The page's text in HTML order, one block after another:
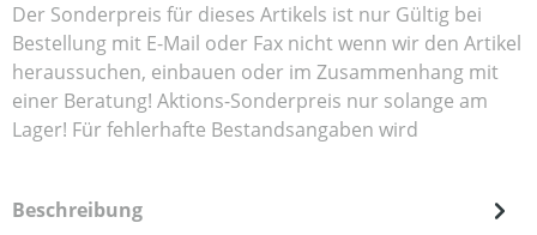
Der Sonderpreis für dieses Artikels ist nur Gültig bei
Bestellung mit E-Mail oder Fax nicht wenn wir den Artikel
heraussuchen, einbauen oder im Zusammenhang mit
einer Beratung! Aktions-Sonderpreis nur solange am
Lager! Für fehlerhafte Bestandsangaben wird
Beschreibung